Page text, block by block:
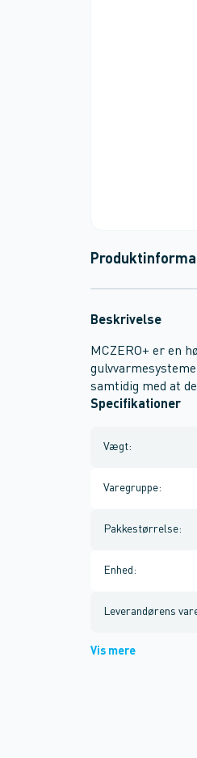
Beskrivelse
MCZERO+ er en
samtidig med at
Specifikationer
Vægt:
Varegruppe:
Pakkestørrelse:
Enhed :
Leverandørens
Vis mere